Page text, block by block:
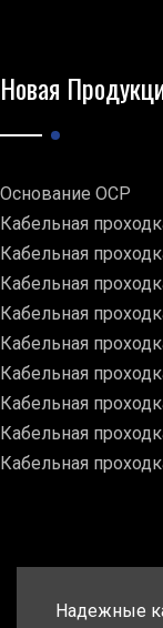
Новая
Основание ОСР
Кабельная
Кабельная
Кабельная
Кабельная
Кабельная
Кабельная
Кабельная
Кабельная
Кабельная
Надежные